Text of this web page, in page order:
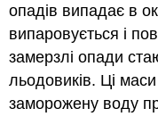
опадів випадає в
випаровується і
замерзлі опади
льодовиків. Ці
заморожену воду